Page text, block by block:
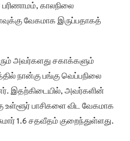
காலநிலை
வேகமாக இருப்பதாகத்
அவர்களது சகாக்களும்
நான்கு பங்கு வெப்பநிலை
இதற்கிடையில், அவர்களின்
உள்ளூர் பாசிகளை விட வேகமாக
1.6 சதவீதம் குறைந்துள்ளது.